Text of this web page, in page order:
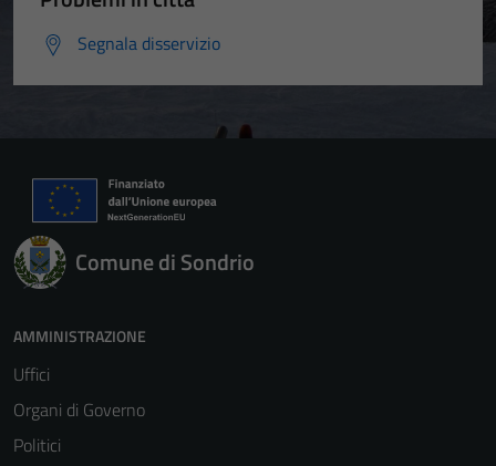
Segnala disservizio
Comune di Sondrio
AMMINISTRAZIONE
Uffici
Organi di Governo
Politici